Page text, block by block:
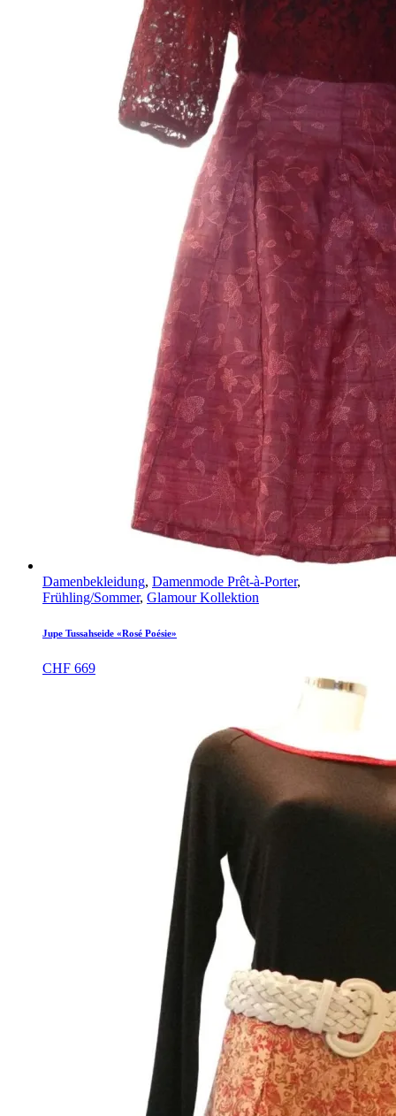
Damenbekleidung, Damenmode Prêt-à-Porter,
Frühling/Sommer, Glamour Kollektion
Jupe Tussahseide «Rosé Poésie»
CHF 669